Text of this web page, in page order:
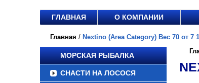
ГЛАВНАЯ О КОМПАНИИ
Главная / Nextino (Area Category) Вес 70 от 7
МОРСКАЯ РЫБАЛКА
СНАСТИ НА ЛОСОСЯ